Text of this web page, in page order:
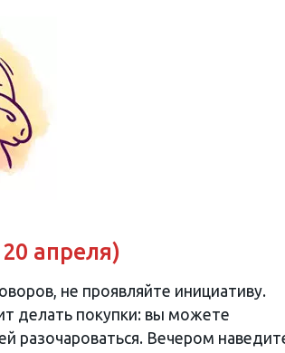
апреля)
не проявляйте инициативу.
делать покупки: вы можете
разочароваться. Вечером